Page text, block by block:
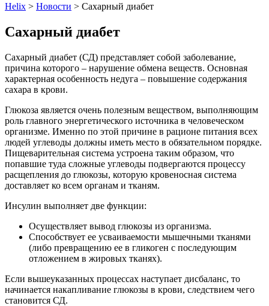
Helix > Новости > Сахарный диабет
Сахарный диабет
Сахарный диабет (СД) представляет собой заболевание,
причина которого – нарушение обмена веществ. Основная
характерная особенность недуга – повышение содержания
сахара в крови.
Глюкоза является очень полезным веществом, выполняющим
роль главного энергетического источника в человеческом
организме. Именно по этой причине в рационе питания всех
людей углеводы должны иметь место в обязательном порядке.
Пищеварительная система устроена таким образом, что
попавшие туда сложные углеводы подвергаются процессу
расщепления до глюкозы, которую кровеносная система
доставляет ко всем органам и тканям.
Инсулин выполняет две функции:
Осуществляет вывод глюкозы из организма.
Способствует ее усваиваемости мышечными тканями
(либо превращению ее в гликоген с последующим
отложением в жировых тканях).
Если вышеуказанных процессах наступает дисбаланс, то
начинается накапливание глюкозы в крови, следствием чего
становится СД.